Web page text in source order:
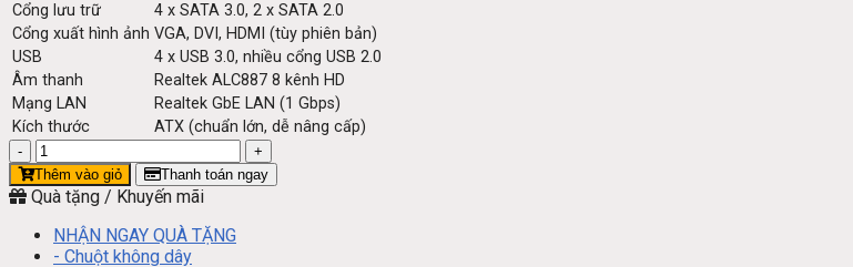
Cổng lưu trữ
4 x SATA 3.0, 2 x SATA 2.0
Cổng xuất hình ảnh VGA, DVI, HDMI (tùy phiên bản)
USB
4 x USB 3.0, nhiều cổng USB 2.0
Âm thanh
Realtek ALC887 8 kênh HD
Mạng LAN
Realtek GbE LAN (1 Gbps)
Kích thước
ATX (chuẩn lớn, dễ nâng cấp)
Main
GIGABYTE
GA-
D3V
2
Thêm vào giỏ Thanh toán ngay
Quà tặng / Khuyến mãi
NHẬN NGAY QUÀ TẶNG
- Chuột không dây